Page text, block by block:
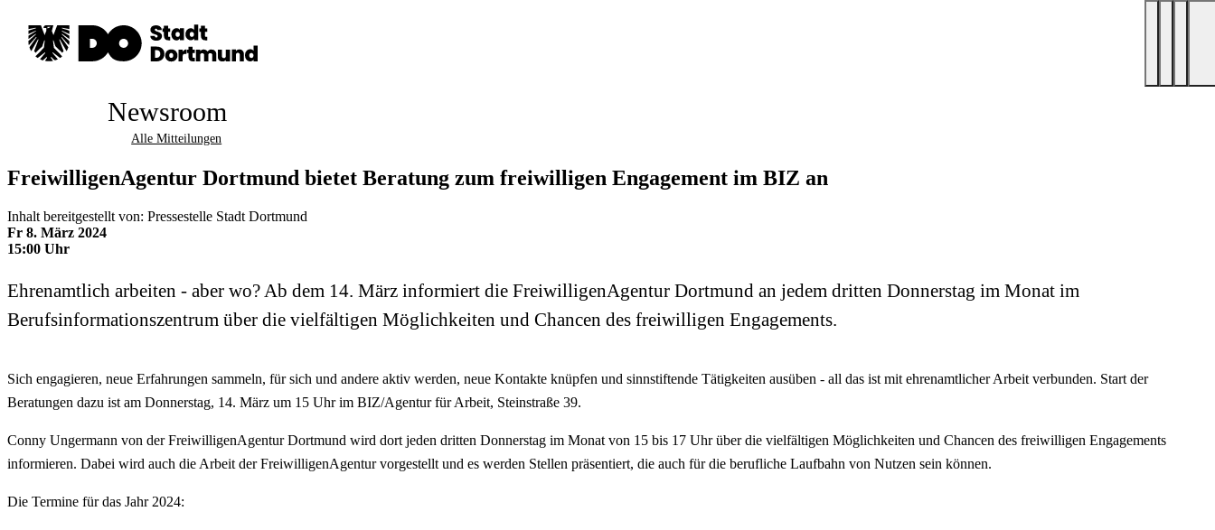
Newsroom
Alle Mitteilungen
FreiwilligenAgentur Dortmund bietet Beratung zum freiwilligen Engagement im BIZ an
Inhalt bereitgestellt von: Pressestelle Stadt Dortmund
Fr 8. März 2024
15:00 Uhr
Ehrenamtlich arbeiten - aber wo? Ab dem 14. März informiert die FreiwilligenAgentur Dortmund an jedem dritten Donnerstag im Monat im
Berufsinformationszentrum über die vielfältigen Möglichkeiten und Chancen des freiwilligen Engagements.
Sich engagieren, neue Erfahrungen sammeln, für sich und andere aktiv werden, neue Kontakte knüpfen und sinnstiftende Tätigkeiten ausüben - all das ist mit ehrenamtlicher Arbeit verbunden. Start der
Beratungen dazu ist am Donnerstag, 14. März um 15 Uhr im BIZ/Agentur für Arbeit, Steinstraße 39.
Conny Ungermann von der FreiwilligenAgentur Dortmund wird dort jeden dritten Donnerstag im Monat von 15 bis 17 Uhr über die vielfältigen Möglichkeiten und Chancen des freiwilligen Engagements
informieren. Dabei wird auch die Arbeit der FreiwilligenAgentur vorgestellt und es werden Stellen präsentiert, die auch für die berufliche Laufbahn von Nutzen sein können.
Die Termine für das Jahr 2024: